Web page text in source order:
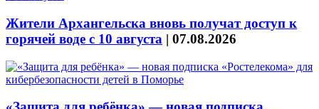
Жители Архангельска вновь получат доступ к
горячей воде с 10 августа | 07.08.2026